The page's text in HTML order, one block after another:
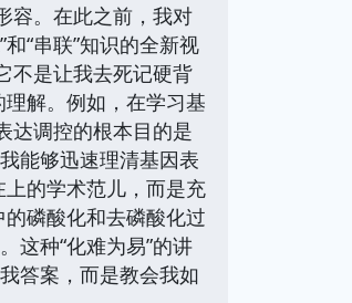
容。在此之前，我对
“串联”知识的全新视
不是让我去死记硬背
解。例如，在学习基
达调控的根本目的是
能够迅速理清基因表
的学术范儿，而是充
磷酸化和去磷酸化过
这种“化难为易”的讲
答案，而是教会我如